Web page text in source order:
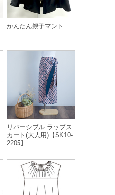
かんたん親子マント
リバーシブル ラップス
カート(大人用)【SK10-
2205】